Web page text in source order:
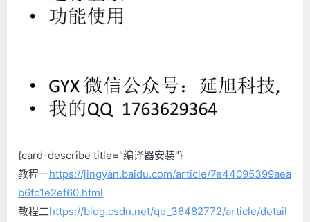
{card-describe title="编译器安装"}
教程一https://jingyan.baidu.com/article/7e44095399aea
b6fc1e2ef60.html
教程二https://blog.csdn.net/qq_36482772/article/detail